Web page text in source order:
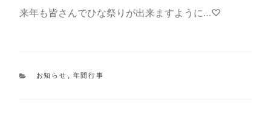
来年も皆さんでひな祭りが出来ますように…♡
カ
お知らせ , 年間行事